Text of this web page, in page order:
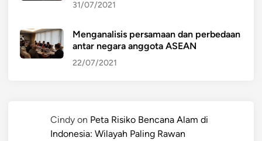
31/07/2021
Menganalisis persamaan dan perbedaan
antar negara anggota ASEAN
22/07/2021
Cindy on Peta Risiko Bencana Alam di
Indonesia: Wilayah Paling Rawan